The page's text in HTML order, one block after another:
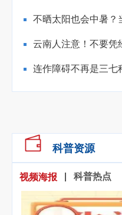
不晒太阳也会中暑？
云南人注意！不要凭
连作障碍不再是三七
科普资源
视频海报 科普热点